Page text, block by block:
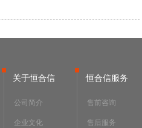
关于恒合信
公司简介
企业文化
恒合信服务
售前咨询
售后服务